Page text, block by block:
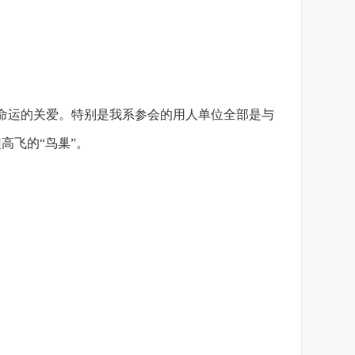
的关爱。特别是我系参会的用人单位全部是与
飞的“鸟巢”。